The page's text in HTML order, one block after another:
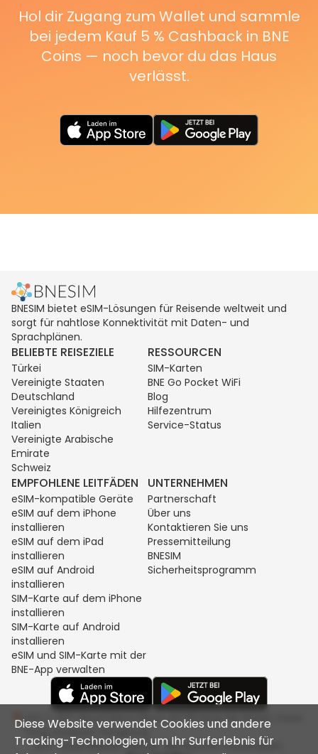
Hol dir Zugang zum Wallet und sammle
bei jedem Kauf 5 % Cashback in BNE
Coins — noch bevor du das Haus
verlässt.
BNESIM bietet eSIM-Lösungen für Reisende weltweit und
sorgt für nahtlose Konnektivität mit Daten- und
Sprachplänen.
BELIEBTE REISEZIELE
Türkei
Vereinigte Staaten
Deutschland
Vereinigtes Königreich
Italien
Vereinigte Arabische
Emirate
Schweiz
RESSOURCEN
SIM-Karten
BNE Go Pocket WiFi
Blog
Hilfezentrum
Service-Status
EMPFOHLENE LEITFÄDEN
eSIM-kompatible Geräte
eSIM auf dem iPhone
installieren
eSIM auf dem iPad
installieren
eSIM auf Android
installieren
SIM-Karte auf dem iPhone
installieren
SIM-Karte auf Android
installieren
eSIM und SIM-Karte mit der
BNE-App verwalten
UNTERNEHMEN
Partnerschaft
Über uns
Kontaktieren Sie uns
Pressemitteilung
BNESIM
Sicherheitsprogramm
Unit C, 8/F, King Palace Plaza, NO:55 King Yip Street, Kwun
Tong, Kowloon, Hongkong
2017-2026 BNESIM LIMITED. Alle Rechte vorbehalten.
Diese Website verwendet Cookies und andere
Tracking-Technologien, um Ihr Surferlebnis für